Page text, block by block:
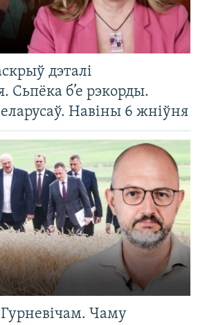
дэталі
Сьпёка б’е рэкорды.
Навіны 6 жніўня
Чаму